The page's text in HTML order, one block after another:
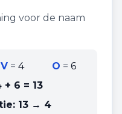
voor de naam
V =4 O =6
+ 6 = 13
13 → 4